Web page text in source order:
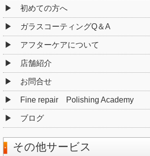
初めての方へ
ガラスコーティングQ＆A
アフターケアについて
店舗紹介
お問合せ
Fine repair Polishing Academy
ブログ
その他サービス